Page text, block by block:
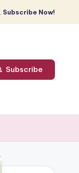
Subscribe Now!
Subscribe